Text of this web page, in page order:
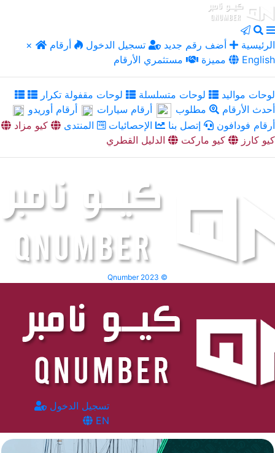
× الرئيسية أضف رقم جديد تسجيل الدخول
أرقام
مميزة
مستثمري الأرقام English
لوحات مواليد لوحات متسلسلة
لوحات مقفولة تكرار
أحدث الأرقام
مطلوب أرقام سيارات
أرقام أوريدو
أرقام فودافون
إتصل بنا الإحصائيات المنتدى
كيو مزاد
كيو كارز
كيو ماركت الدليل القطري
Qnumber 2023 ©
تسجيل الدخول
EN